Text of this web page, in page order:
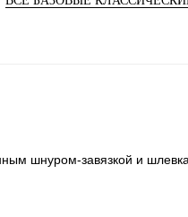
шнуром-завязкой и